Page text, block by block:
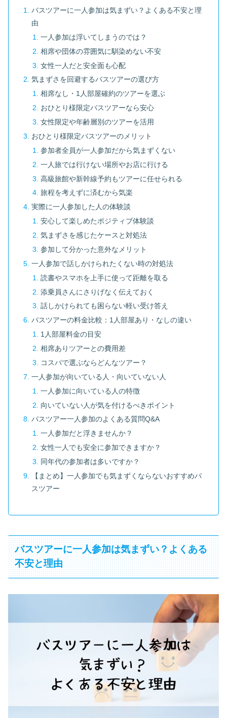
バスツアーに一人参加は気まずい？よくある不安と理
由
一人参加は浮いてしまうのでは？
相席や団体の雰囲気に馴染めない不安
女性一人だと安全面も心配
気まずさを回避するバスツアーの選び方
相席なし・1人部屋確約のツアーを選ぶ
おひとり様限定バスツアーなら安心
女性限定や年齢層別のツアーを活用
おひとり様限定バスツアーのメリット
参加者全員が一人参加だから気まずくない
一人旅では行けない場所やお店に行ける
高級旅館や新幹線予約もツアーに任せられる
旅程を考えずに済むから気楽
実際に一人参加した人の体験談
安心して楽しめたポジティブ体験談
気まずさを感じたケースと対処法
参加して分かった意外なメリット
一人参加で話しかけられたくない時の対処法
読書やスマホを上手に使って距離を取る
添乗員さんにさりげなく伝えておく
話しかけられても困らない軽い受け答え
バスツアーの料金比較：1人部屋あり・なしの違い
1人部屋料金の目安
相席ありツアーとの費用差
コスパで選ぶならどんなツアー？
一人参加が向いている人・向いていない人
一人参加に向いている人の特徴
向いていない人が気を付けるべきポイント
バスツアー一人参加のよくある質問Q&A
一人参加だと浮きませんか？
女性一人でも安全に参加できますか？
同年代の参加者は多いですか？
【まとめ】一人参加でも気まずくならないおすすめバ
スツアー
バスツアーに一人参加は気まずい？よくある
不安と理由